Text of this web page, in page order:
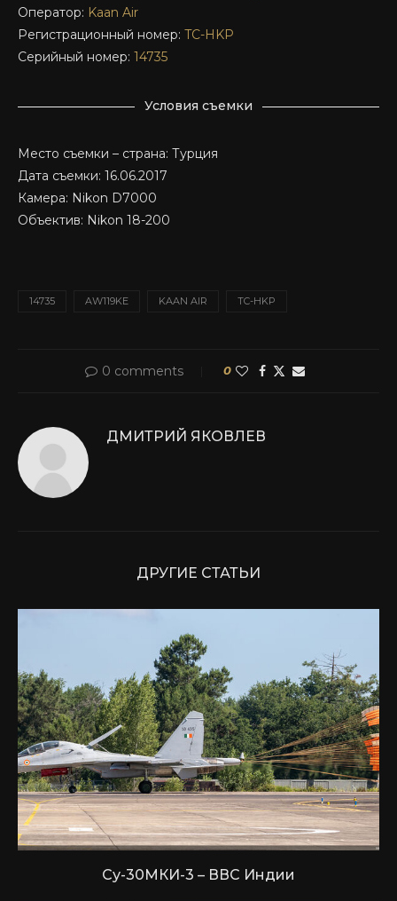
Оператор: Kaan Air
Регистрационный номер: TC-HKP
Серийный номер: 14735
Условия съемки
Место съемки – страна: Турция
Дата съемки: 16.06.2017
Камера: Nikon D7000
Объектив: Nikon 18-200
14735 AW119KE KAAN AIR TC-HKP
0 comments 0
ДМИТРИЙ ЯКОВЛЕВ
ДРУГИЕ СТАТЬИ
Су-30МКИ-3 – ВВС Индии